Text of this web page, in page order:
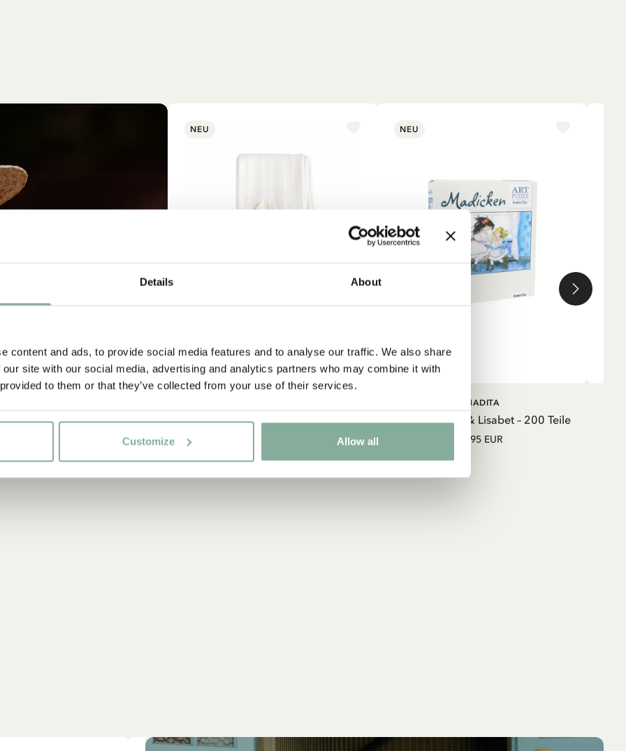
Details About
content and ads, to provide social media features and to analyse our traffic. We also share
site with our social media, advertising and analytics partners who may combine it with
to them or that they’ve collected from your use of their services.
Customize Allow all
NEU
WARENKORB
Kniestrümpfe – Weiß
NEU
IN DEN WARENKORB
Puzzle Madita & Lisabet – 200 Teile
MADITA
9.95 EUR
Sie unseren Newsletter und erhalten
Sie 10 % Rabatt!
Einkauf!
JETZT MITGLIED WERDEN